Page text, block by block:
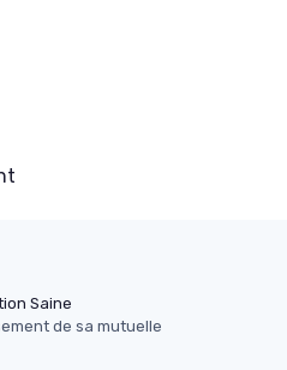
Saine
de sa mutuelle